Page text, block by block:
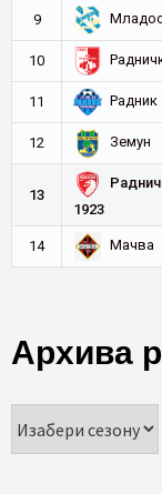
9
10
11 Радник
12 Земун
13
1923
14 Мачва
Архива